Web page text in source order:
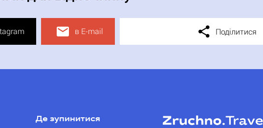
в E-mail Поділитися
Де зупинитися